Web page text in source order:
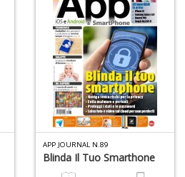
APP JOURNAL N.89
Blinda Il Tuo Smarthone